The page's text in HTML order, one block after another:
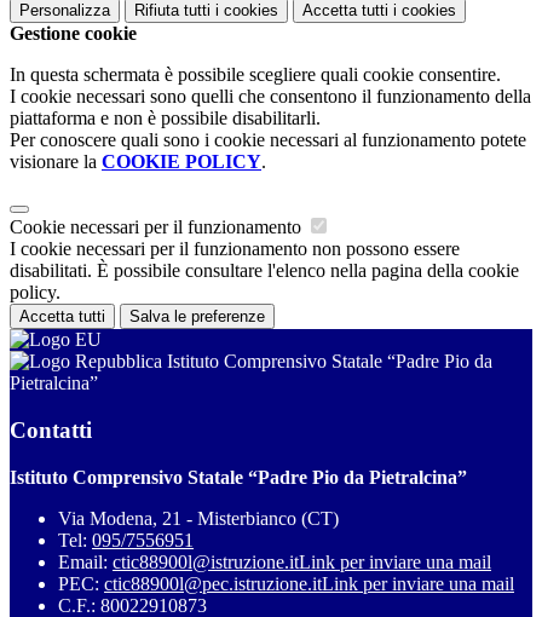
Personalizza Rifiuta tutti i cookies Accetta tutti i cookies
Gestione cookie
In questa schermata è possibile scegliere quali cookie consentire.
I cookie necessari sono quelli che consentono il funzionamento della
piattaforma e non è possibile disabilitarli.
Per conoscere quali sono i cookie necessari al funzionamento potete
visionare la COOKIE POLICY.
Cookie necessari per il funzionamento
I cookie necessari per il funzionamento non possono essere
disabilitati. È possibile consultare l'elenco nella pagina della cookie
policy.
Accetta tutti Salva le preferenze
Istituto Comprensivo Statale “Padre Pio da
Pietralcina”
Contatti
Istituto Comprensivo Statale “Padre Pio da Pietralcina”
Via Modena, 21 - Misterbianco (CT)
Tel: 095/7556951
Email: ctic88900l@istruzione.itLink per inviare una mail
PEC: ctic88900l@pec.istruzione.itLink per inviare una mail
C.F.: 80022910873